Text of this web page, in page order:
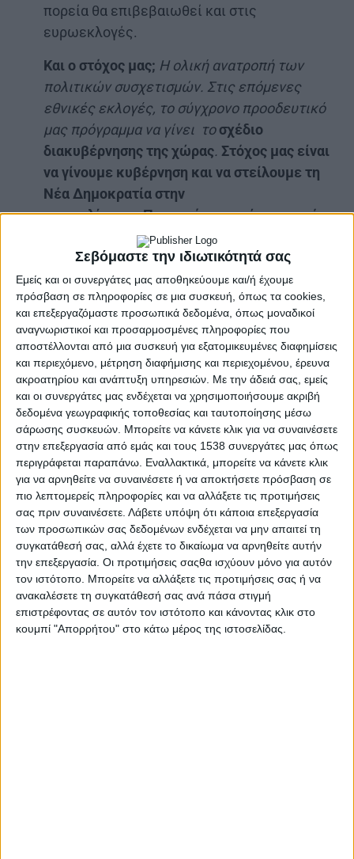
Σεβόμαστε την ιδιωτικότητά σας
Εμείς και οι συνεργάτες μας αποθηκεύουμε και/ή έχουμε
πρόσβαση σε πληροφορίες σε μια συσκευή, όπως τα cookies,
και επεξεργαζόμαστε προσωπικά δεδομένα, όπως μοναδικοί
αναγνωριστικοί και προσαρμοσμένες πληροφορίες που
αποστέλλονται από μια συσκευή για εξατομικευμένες διαφημίσεις
και περιεχόμενο, μέτρηση διαφήμισης και περιεχομένου, έρευνα
ακροατηρίου και ανάπτυξη υπηρεσιών. Με την άδειά σας, εμείς
και οι συνεργάτες μας ενδέχεται να χρησιμοποιήσουμε ακριβή
δεδομένα γεωγραφικής τοποθεσίας και ταυτοποίησης μέσω
σάρωσης συσκευών. Μπορείτε να κάνετε κλικ για να συναινέσετε
στην επεξεργασία από εμάς και τους 1538 συνεργάτες μας όπως
περιγράφεται παραπάνω. Εναλλακτικά, μπορείτε να κάνετε κλικ
για να αρνηθείτε να συναινέσετε ή να αποκτήσετε πρόσβαση σε
πιο λεπτομερείς πληροφορίες και να αλλάξετε τις προτιμήσεις
σας πριν συναινέσετε. Λάβετε υπόψη ότι κάποια επεξεργασία
των προσωπικών σας δεδομένων ενδέχεται να μην απαιτεί τη
συγκατάθεσή σας, αλλά έχετε το δικαίωμα να αρνηθείτε αυτήν
την επεξεργασία. Οι προτιμήσεις σαςθα ισχύουν μόνο για αυτόν
τον ιστότοπο. Μπορείτε να αλλάξετε τις προτιμήσεις σας ή να
ανακαλέσετε τη συγκατάθεσή σας ανά πάσα στιγμή
επιστρέφοντας σε αυτόν τον ιστότοπο και κάνοντας κλικ στο
κουμπί "Απορρήτου" στο κάτω μέρος της ιστοσελίδας.
πορεία θα επιβεβαιωθεί και στις
ευρωεκλογές.
Και ο στόχος μας; Η ολική ανατροπή των
πολιτικών συσχετισμών. Στις επόμενες
εθνικές εκλογές, το σύγχρονο προοδευτικό
μας πρόγραμμα να γίνει τοσχέδιο
διακυβέρνησης της χώρας. Στόχος μας είναι
να γίνουμε κυβέρνηση και να στείλουμε τη
Νέα Δημοκρατία στην
αντιπολίτευση.Προσοχή:για εμάς ο σκοπός
δεν αγιάζει τα μέσα. Σε αυτή την πορεία θα
προστατεύσουμε πάση θυσία τη δημοκρατία,
το κράτος δικαίου, τη δημοσιονομική
σταθερότητα. Δεν πρόκειται να τα
ποδοπατήσουμε για την καρέκλα της
εξουσίας όπως έκαναν άλλοι.
β) Για τις εξελίξεις στη Μέση Ανατολή
Το πρώτο που έχω να πω είναι ένα βαθύ αίσθημα
απογοήτευσης από τον νέο κύκλο αίματος στη
Μέση Ανατολή. Ως Ελλάδα, ως ΠΑΣΟΚ, από την
εποχή του Ανδρέα Παπανδρέου, του Κώστα Σημίτη
και του Γιώργου Παπανδρέου έχουμε κάνει
ατελείωτες επαφές σε Ιερουσαλήμ, Ραμάλα, Τελ
Αβίβ και παντού στον κόσμο για να υπάρξειλύση
δύο κρατώνστην περιοχή. Δυστυχώς για άλλη μία
φορά κυριαρχεί η βία.
Το δεύτερο που έχω να πω είναι ότι η Ελλάδα ως
δύναμη σταθερότητας στην περιοχή έχει ως